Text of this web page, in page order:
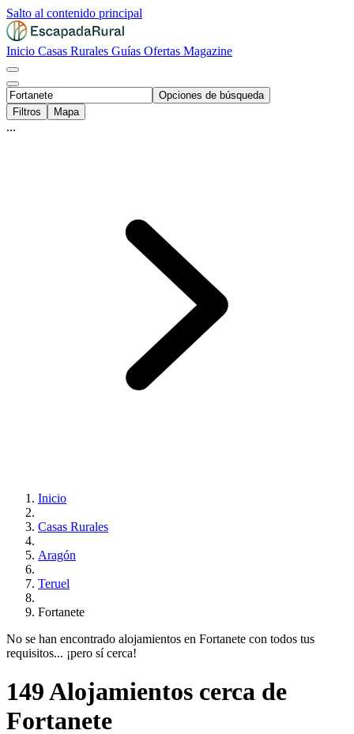
Salto al contenido principal
Inicio Casas Rurales Guías Ofertas Magazine
Opciones de búsqueda
Filtros
Mapa
...
Inicio
Casas Rurales
Aragón
Teruel
Fortanete
No se han encontrado alojamientos en Fortanete con todos tus
requisitos... ¡pero sí cerca!
149 Alojamientos cerca de
Fortanete